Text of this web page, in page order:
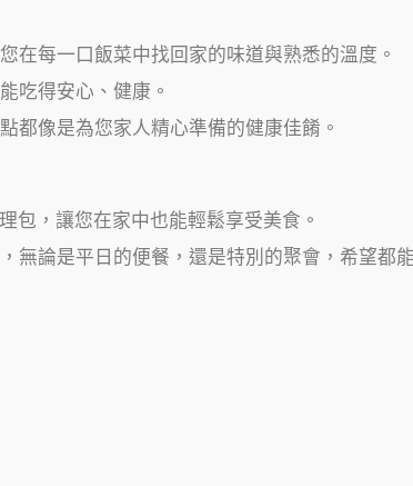
在每一口飯菜中找回家的味道與熟悉的溫度。
吃得安心、健康。
都像是為您家人精心準備的健康佳餚。
包，讓您在家中也能輕鬆享受美食。
論是平日的便餐，還是特別的聚會，希望都